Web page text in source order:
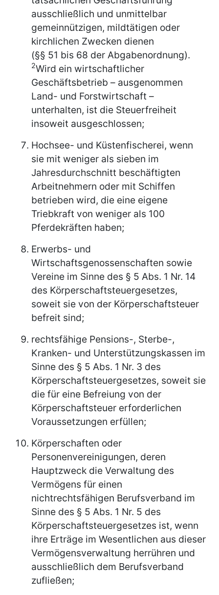
ausschließlich und unmittelbar
gemeinnützigen, mildtätigen oder
kirchlichen Zwecken dienen
(§§ 51 bis 68 der Abgabenordnung).
2Wird ein wirtschaftlicher
Geschäftsbetrieb – ausgenommen
Land- und Forstwirtschaft –
unterhalten, ist die Steuerfreiheit
insoweit ausgeschlossen;
Hochsee- und Küstenfischerei, wenn
sie mit weniger als sieben im
Jahresdurchschnitt beschäftigten
Arbeitnehmern oder mit Schiffen
betrieben wird, die eine eigene
Triebkraft von weniger als 100
Pferdekräften haben;
Erwerbs- und
Wirtschaftsgenossenschaften sowie
Vereine im Sinne des § 5 Abs. 1 Nr. 14
des Körperschaftsteuergesetzes,
soweit sie von der Körperschaftsteuer
befreit sind;
rechtsfähige Pensions-, Sterbe-,
Kranken- und Unterstützungskassen im
Sinne des § 5 Abs. 1 Nr. 3 des
Körperschaftsteuergesetzes, soweit sie
die für eine Befreiung von der
Körperschaftsteuer erforderlichen
Voraussetzungen erfüllen;
Körperschaften oder
Personenvereinigungen, deren
Hauptzweck die Verwaltung des
Vermögens für einen
nichtrechtsfähigen Berufsverband im
Sinne des § 5 Abs. 1 Nr. 5 des
Körperschaftsteuergesetzes ist, wenn
ihre Erträge im Wesentlichen aus dieser
Vermögensverwaltung herrühren und
ausschließlich dem Berufsverband
zufließen;